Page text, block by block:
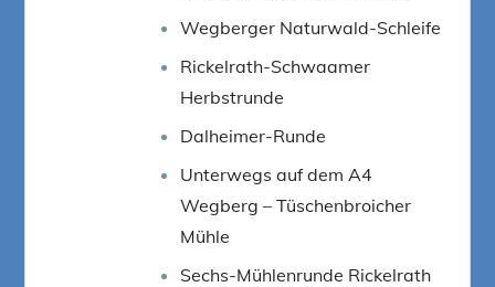
Wegberger Naturwald-Schleife
Rickelrath-Schwaamer
Herbstrunde
Dalheimer-Runde
Unterwegs auf dem A4
Wegberg – Tüschenbroicher
Mühle
Sechs-Mühlenrunde Rickelrath